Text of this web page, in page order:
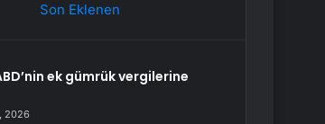
Son Eklenen
ek gümrük vergilerine
2026